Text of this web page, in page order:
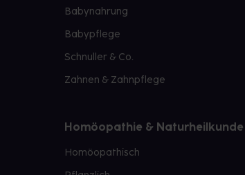
Babynahrung
Babypflege
Schnuller & Co.
Zahnen & Zahnpflege
Homöopathie & Naturheilkunde
Homöopathisch